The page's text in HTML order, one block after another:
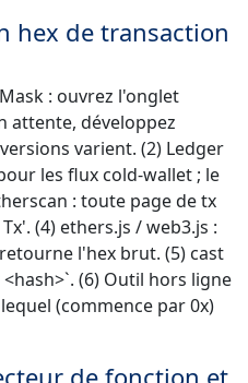
hex de transaction
: ouvrez l'onglet
attente, développez
varient. (2) Ledger
les flux cold-wallet ; le
: toute page de tx
(4) ethers.js / web3.js :
l'hex brut. (5) cast
(6) Outil hors ligne
(commence par 0x)
de fonction et